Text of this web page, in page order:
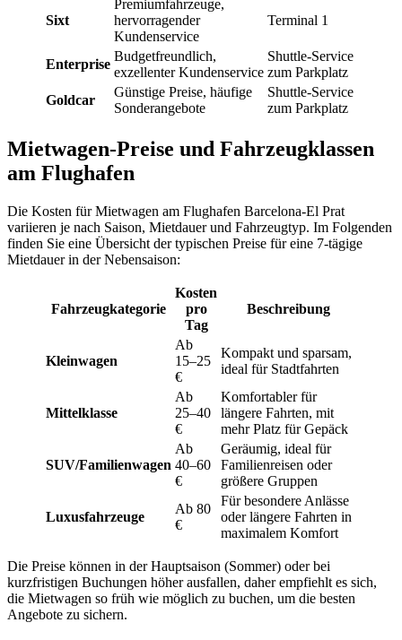
Sixt
Premiumfahrzeuge,
hervorragender
Kundenservice
Terminal 1
Enterprise
Budgetfreundlich,
exzellenter Kundenservice
Shuttle-Service
zum Parkplatz
Goldcar
Günstige Preise, häufige
Sonderangebote
Shuttle-Service
zum Parkplatz
Mietwagen-Preise und Fahrzeugklassen
am Flughafen
Die Kosten für Mietwagen am Flughafen Barcelona-El Prat
variieren je nach Saison, Mietdauer und Fahrzeugtyp. Im Folgenden
finden Sie eine Übersicht der typischen Preise für eine 7-tägige
Mietdauer in der Nebensaison:
Fahrzeugkategorie
Kosten
pro
Tag
Beschreibung
Kleinwagen
Ab
15–25
€
Kompakt und sparsam,
ideal für Stadtfahrten
Mittelklasse
Ab
25–40
€
Komfortabler für
längere Fahrten, mit
mehr Platz für Gepäck
SUV/Familienwagen
Ab
40–60
€
Geräumig, ideal für
Familienreisen oder
größere Gruppen
Luxusfahrzeuge
Ab 80
€
Für besondere Anlässe
oder längere Fahrten in
maximalem Komfort
Die Preise können in der Hauptsaison (Sommer) oder bei
kurzfristigen Buchungen höher ausfallen, daher empfiehlt es sich,
die Mietwagen so früh wie möglich zu buchen, um die besten
Angebote zu sichern.